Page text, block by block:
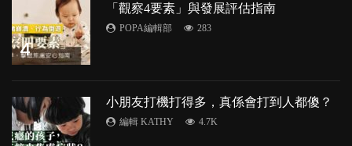
4
「觀察4要素」與發展評估指南
POPA編輯部 283
小朋友打機打得多，真係會打到人都傻？
編輯 KATHY 4.7K